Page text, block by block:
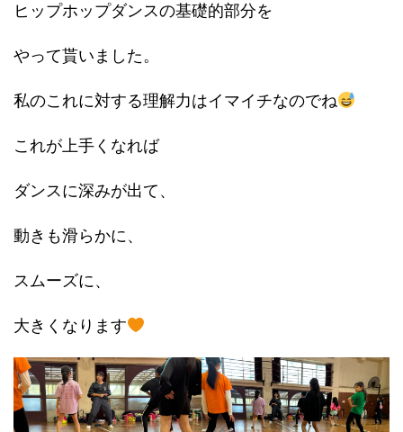
ヒップホップダンスの基礎的部分を
やって貰いました。
私のこれに対する理解力はイマイチなのでね
これが上手くなれば
ダンスに深みが出て、
動きも滑らかに、
スムーズに、
大きくなります